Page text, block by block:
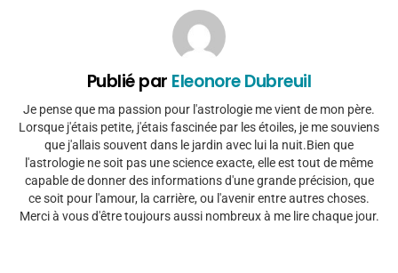
Publié par Eleonore Dubreuil
Je pense que ma passion pour l'astrologie me vient de mon père.
Lorsque j'étais petite, j'étais fascinée par les étoiles, je me souviens
que j'allais souvent dans le jardin avec lui la nuit.Bien que
l'astrologie ne soit pas une science exacte, elle est tout de même
capable de donner des informations d'une grande précision, que
ce soit pour l'amour, la carrière, ou l'avenir entre autres choses.
Merci à vous d'être toujours aussi nombreux à me lire chaque jour.